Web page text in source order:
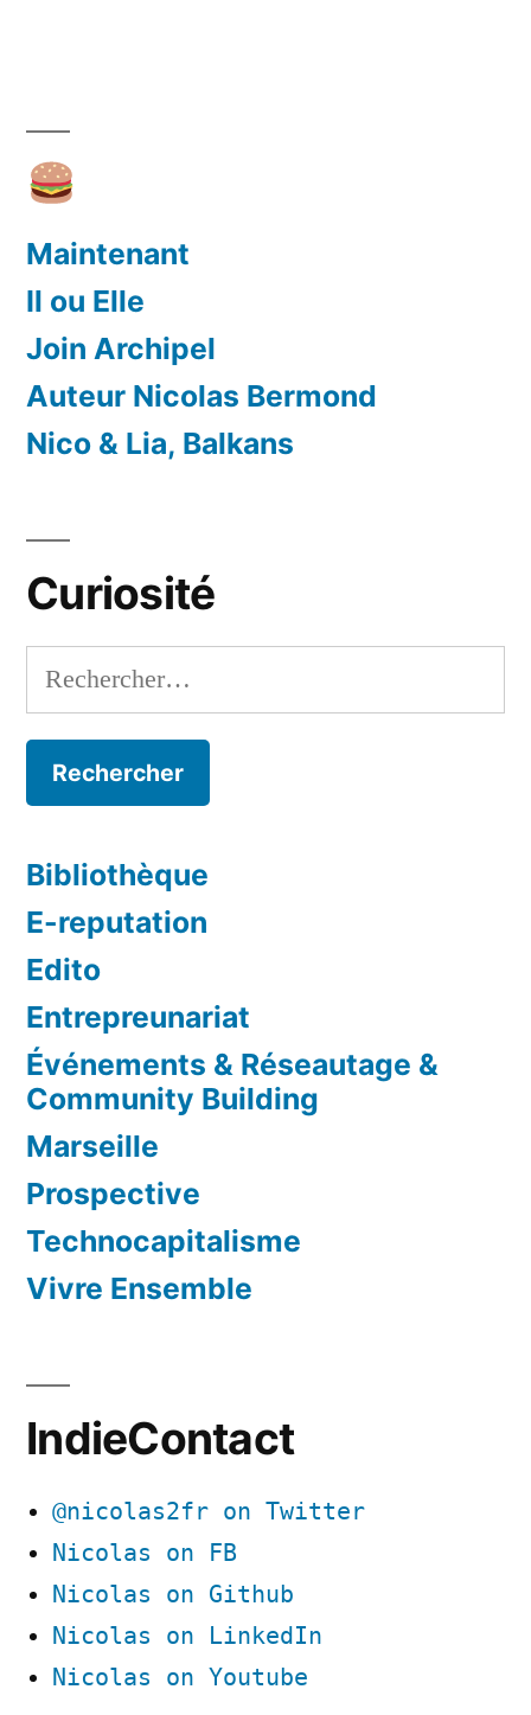
Maintenant
Il ou Elle
Join Archipel
Auteur Nicolas Bermond
Nico & Lia, Balkans
Curiosité
Rechercher :
Bibliothèque
E-reputation
Edito
Entrepreunariat
Événements & Réseautage &
Community Building
Marseille
Prospective
Technocapitalisme
Vivre Ensemble
IndieContact
@nicolas2fr on Twitter
Nicolas on FB
Nicolas on Github
Nicolas on LinkedIn
Nicolas on Youtube